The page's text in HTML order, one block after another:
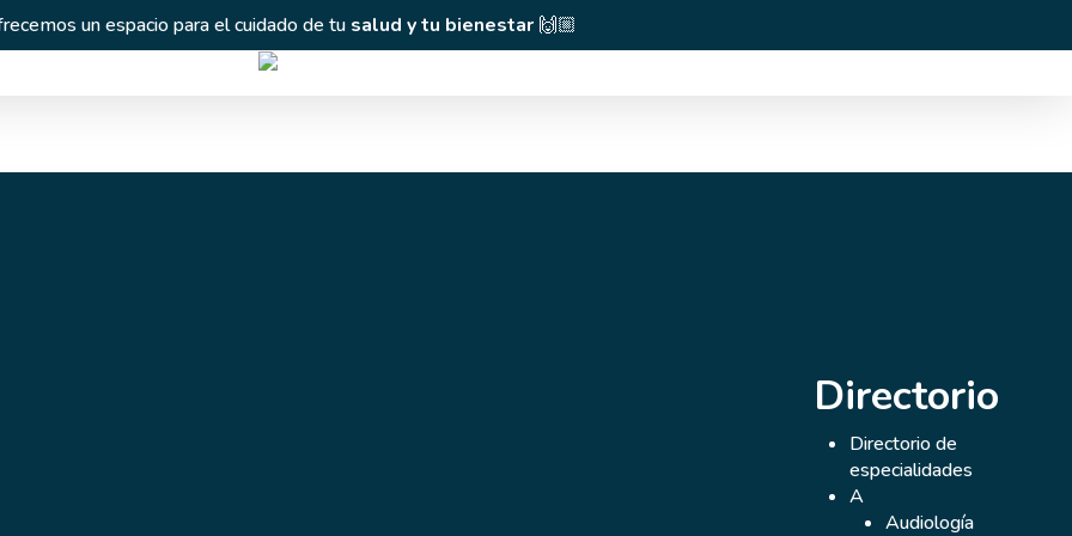
un espacio para el cuidado de tu salud y tu bienestar🙌🏼
Directorio
Directorio de
especialidades
A
Audiología